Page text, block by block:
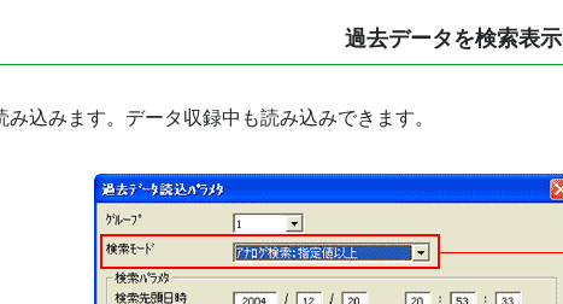
過去データを検索表示
込みます。データ収録中も読み込みできます。